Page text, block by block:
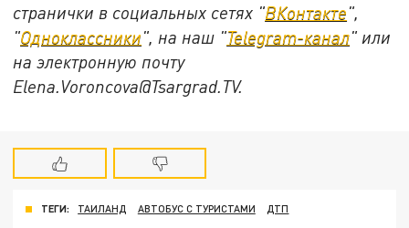
странички в социальных сетях "ВКонтакте",
"Одноклассники", на наш "Telegram-канал" или
на электронную почту
Elena.Voroncova@Tsargrad.TV.
ТЕГИ: ТАИЛАНД АВТОБУС С ТУРИСТАМИ ДТП